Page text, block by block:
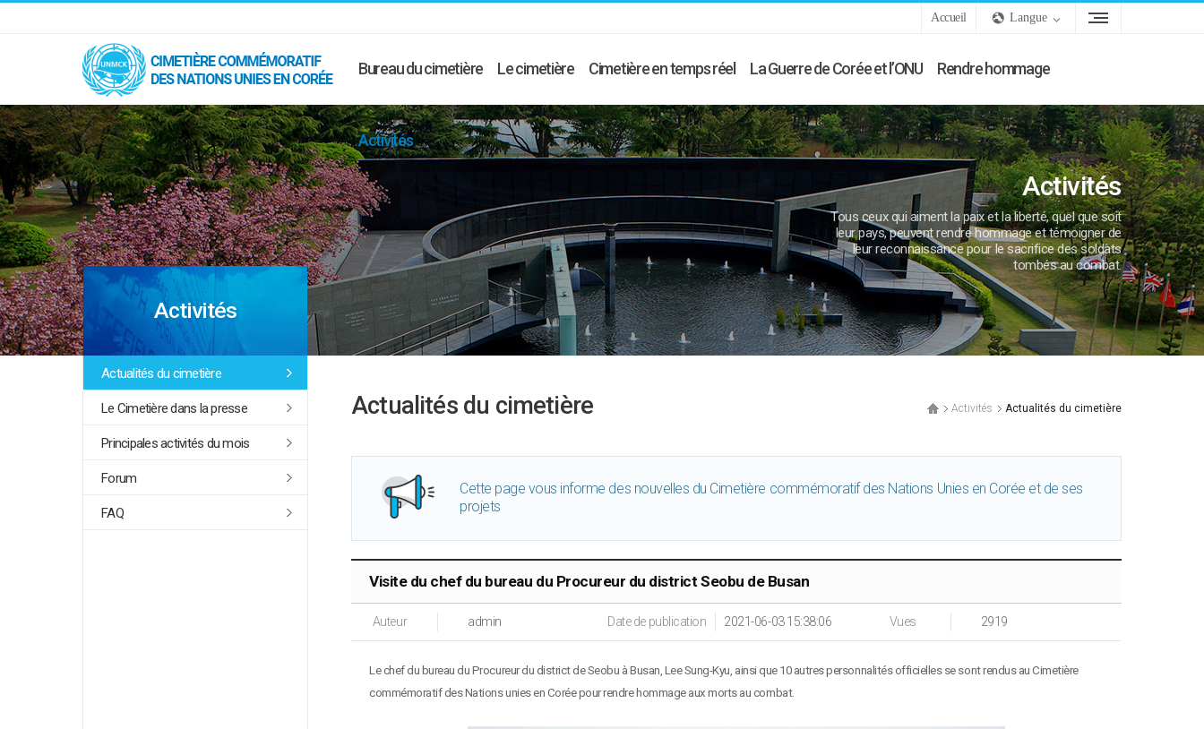
Accueil Langue
Bureau du cimetière Le cimetière Cimetière en temps réel La Guerre de Corée et l’ONU Rendre hommage
Activités
Activités
Tous ceux qui aiment la paix et la liberté, quel que soit
leur pays, peuvent rendre hommage et témoigner de
leur reconnaissance pour le sacrifice des soldats
tombés au combat.
Activités
Actualités du cimetière
Le Cimetière dans la presse
Principales activités du mois
Forum
FAQ
Actualités du cimetière Activités Actualités du cimetière
Cette page vous informe des nouvelles du Cimetière commémoratif des Nations Unies en Corée et de ses
projets
Visite du chef du bureau du Procureur du district Seobu de Busan
Auteur admin Date de publication 2021-06-03 15:38:06 Vues 2919
Le chef du bureau du Procureur du district de Seobu à Busan, Lee Sung-Kyu, ainsi que 10 autres personnalités officielles se sont rendus au Cimetière
commémoratif des Nations unies en Corée pour rendre hommage aux morts au combat.